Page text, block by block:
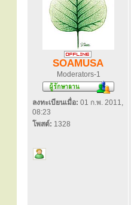
SOAMUSA
Moderators-1
ลงทะเบียนเมื่อ: 01 ก.พ. 2011,
08:23
โพสต์: 1328